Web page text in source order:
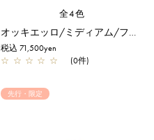
全4色
オッキエッロ/ミディアム/フラミンゴシルバー
税込 71,500yen
☆ ☆ ☆ ☆ ☆ (0件)
先行・限定